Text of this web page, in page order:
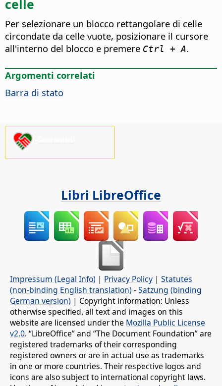
celle
Per selezionare un blocco rettangolare di celle
circondate da celle vuote, posizionare il cursore
all'interno del blocco e premere Ctrl + A.
Argomenti correlati
Barra di stato
Libri LibreOffice
Impressum (Legal Info) | Privacy Policy | Statutes
(non-binding English translation) -Satzung (binding
German version) | Copyright information: Unless
otherwise specified, all text and images on this
website are licensed under the Mozilla Public License
v2.0. “LibreOffice” and “The Document Foundation” are
registered trademarks of their corresponding
registered owners or are in actual use as trademarks
in one or more countries. Their respective logos and
icons are also subject to international copyright laws.